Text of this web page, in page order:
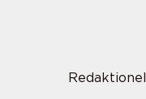
Redaktionel